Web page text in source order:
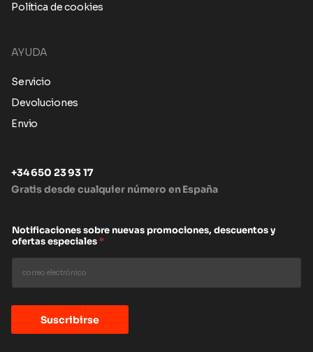
Política de cookies
AYUDA
Servicio
Devoluciones
Envio
+34 650 23 93 17
Gratis desde cualquier número en España
Notificaciones sobre nuevas promociones, descuentos y
ofertas especiales*
Suscribirse